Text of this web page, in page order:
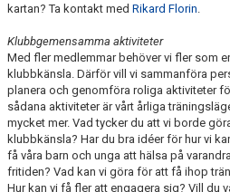
kartan? Ta kontakt med Rikard Florin.
Klubbgemensamma aktiviteter
Med fler medlemmar behöver vi fler som
klubbkänsla. Därför vill vi sammanföra
planera och genomföra roliga aktiviteter
sådana aktiviteter är vårt årliga
mycket mer. Vad tycker du att vi borde
klubbkänsla? Har du bra idéer för hur vi
få våra barn och unga att hälsa på
fritiden? Vad kan vi göra för att få ihop
Hur kan vi få fler att engagera sig? Vill du